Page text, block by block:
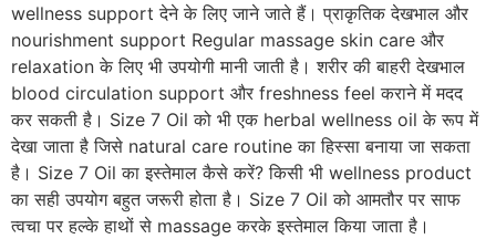
wellness support देने के लिए जाने जाते हैं। प्राकृतिक देखभाल और
nourishment support Regular massage skin care और
relaxation के लिए भी उपयोगी मानी जाती है। शरीर की बाहरी देखभाल
blood circulation support और freshness feel कराने में मदद
कर सकती है। Size 7 Oil को भी एक herbal wellness oil के रूप में
देखा जाता है जिसे natural care routine का हिस्सा बनाया जा सकता
है। Size 7 Oil का इस्तेमाल कैसे करें? किसी भी wellness product
का सही उपयोग बहुत जरूरी होता है। Size 7 Oil को आमतौर पर साफ
त्वचा पर हल्के हाथों से massage करके इस्तेमाल किया जाता है।